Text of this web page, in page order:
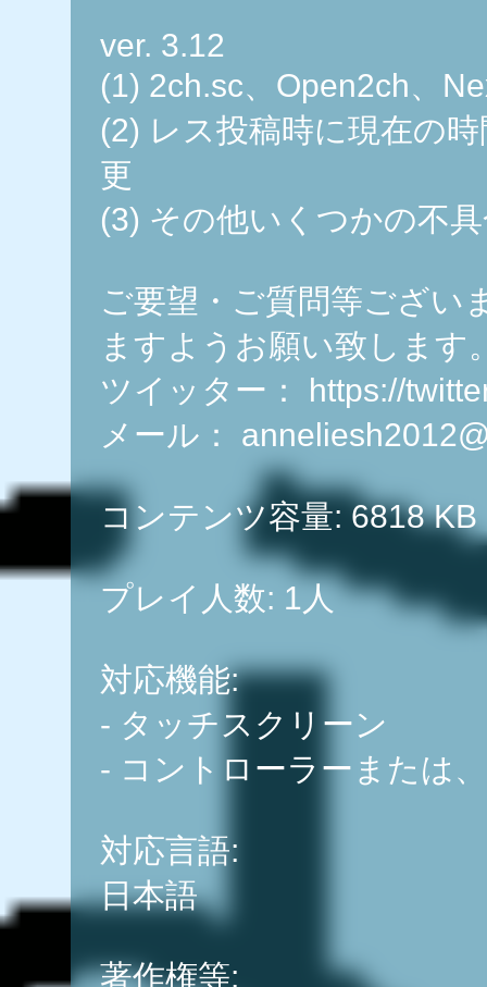
ver. 3.12
(1) 2ch.sc、Open2ch、
(2) レス投稿時に現在の
更
(3) その他いくつかの不
ご要望・ご質問等ござい
ますようお願い致します
ツイッター： https://
メール：
コンテンツ容量: 6818 KB
プレイ人数: 1人
対応機能:
- タッチスクリーン
- コントローラーまたは
対応言語:
日本語
著作権等: